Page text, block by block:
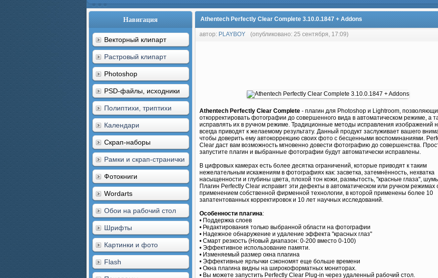
Навигация
Векторный клипарт
Растровый клипарт
Photoshop
PSD-файлы, исходники
Полиптихи, триптихи
Календари
Скрап-наборы
Рамки и скрап-странички
Фотокниги
Wordarts
Обои на рабочий стол
Шрифты
Картинки и фото
Flash
Athentech Perfectly Clear Complete 3.10.0.1847 + Addons
автор: PLAYBOY (опубликовано: 25 сентября, 17:09)
Athentech Perfectly Clear Complete - плагин для Photoshop и Lightroom,
откорректировать фотографии до совершенного вида в автоматическом режиме, а
исправлять их в ручном режиме. Традиционные методы исправления изображений
всегда приводят к желаемому результату. Данный продукт заслуживает вашего
чтобы доверить ему автокоррекцию своих фото с бесценными воспоминаниями.
Clear даст вам возможность мгновенно довести фотографию до совершенства.
запустите плагин и выбранные фотографии будут автоматически исправлены.
В цифровых камерах есть более десятка ограничений, которые приводят к таким
нежелательным искажениям в фотографиях как: засветка, затемнённость, нехватка
насыщенности и глубины цвета, плохой тон кожи, размытость, "красные глаза",
Плагин Perfectly Clear исправит эти дефекты в автоматическом или ручном режимах
применением собственной фирменной технологии, в которой применены более 10
запатентованных корректировок и 10 лет научных исследований.
Особенности плагина:
• Поддержка слоев
• Редактирования только выбранной области на фотографии
• Надежное обнаружение и удаление эффекта "красных глаз"
• Смарт резкость (Новый диапазон: 0-200 вместо 0-100)
• Эффективное использование памяти.
• Изменяемый размер окна плагина
• Эффективные ярлычки сэкономят еще больше времени
• Окна плагина видны на широкоформатных мониторах.
• Вы можете запустить Perfectly Clear Plug-in через удаленный рабочий стол.